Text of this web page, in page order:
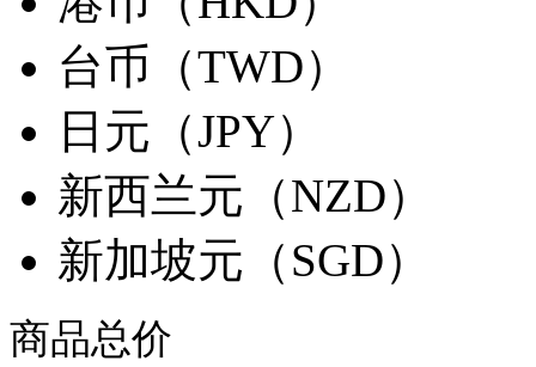
台币（TWD）
日元（JPY）
新西兰元（NZD）
新加坡元（SGD）
商品总价